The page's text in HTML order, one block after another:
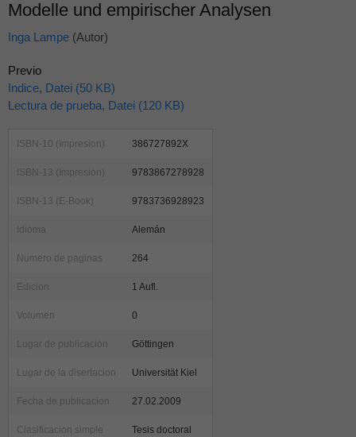
Modelle und empirischer Analysen
Inga Lampe (Autor)
Previo
Indice, Datei (50 KB)
Lectura de prueba, Datei (120 KB)
ISBN-10 (Impresion) 386727892X
ISBN-13 (Impresion) 9783867278928
ISBN-13 (E-Book) 9783736928923
Idioma Alemán
Numero de paginas 264
Edicion 1 Aufl.
Volumen 0
Lugar de publicacion Göttingen
Lugar de la disertacion Universität Kiel
Fecha de publicacion 27.02.2009
Clasificacion simple Tesis doctoral